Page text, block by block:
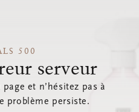
500
serveur
page et n’hésitez pas à
problème persiste.